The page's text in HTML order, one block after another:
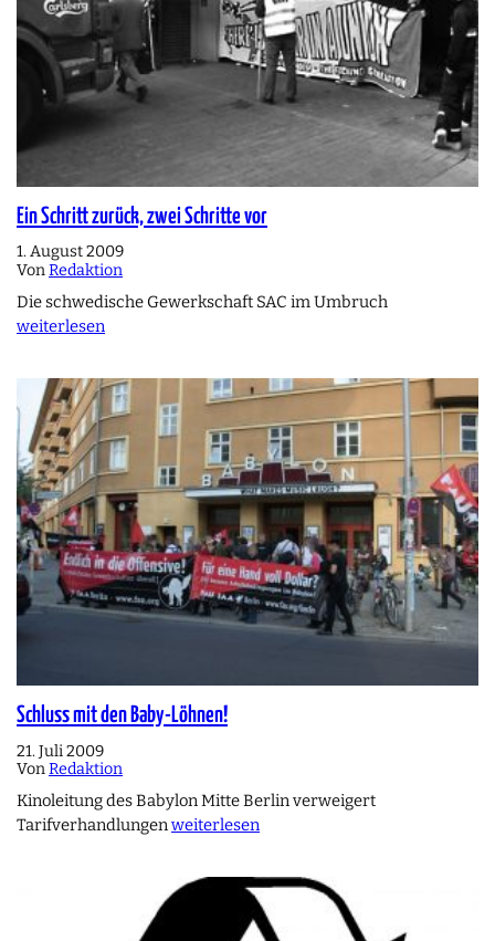
Ein Schritt zurück, zwei Schritte vor
1. August 2009
VonRedaktion
Die schwedische Gewerkschaft SAC im Umbruch
weiterlesen
Schluss mit den Baby-Löhnen!
21. Juli 2009
VonRedaktion
Kinoleitung des Babylon Mitte Berlin verweigert
Tarifverhandlungenweiterlesen